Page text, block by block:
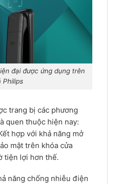
đại được ứng dụng trên
Philips
trang bị các phương
quen thuộc hiện nay:
hợp với khả năng mở
mật trên khóa cửa
tiện lợi hơn thế.
năng chống nhiễu điện